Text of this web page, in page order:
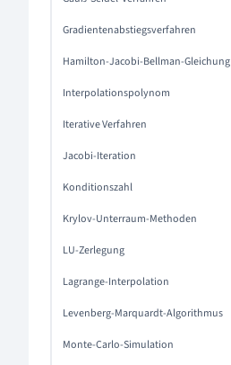
Gradientenabstiegsverfahren
Hamilton-Jacobi-Bellman-Gleichung
Interpolationspolynom
Iterative Verfahren
Jacobi-Iteration
Konditionszahl
Krylov-Unterraum-Methoden
LU-Zerlegung
Lagrange-Interpolation
Levenberg-Marquardt-Algorithmus
Monte-Carlo-Simulation